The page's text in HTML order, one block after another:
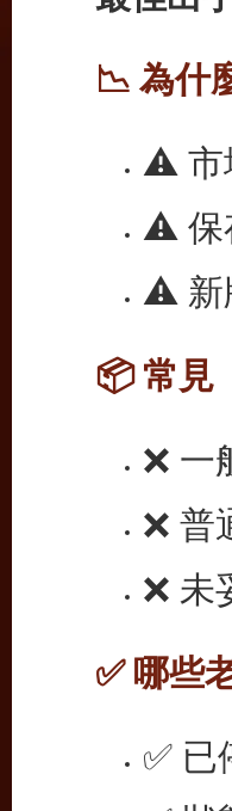
📉 為什
⚠️ 市
⚠️ 保
⚠️ 新
📦 常見
❌
❌
❌
✅ 哪些
✅